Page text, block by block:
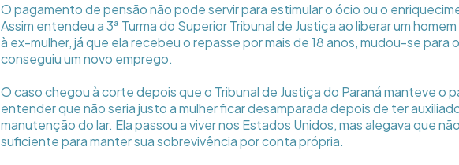
O pagamento de pensão não pode servir para estimular o ócio ou o
Assim entendeu a 3ª Turma do Superior Tribunal de Justiça ao liberar um
à ex-mulher, já que ela recebeu o repasse por mais de 18 anos, mudou-se para
conseguiu um novo emprego.
O caso chegou à corte depois que o Tribunal de Justiça do Paraná manteve o
entender que não seria justo a mulher ficar desamparada depois de ter
manutenção do lar. Ela passou a viver nos Estados Unidos, mas alegava que
suficiente para manter sua sobrevivência por conta própria.